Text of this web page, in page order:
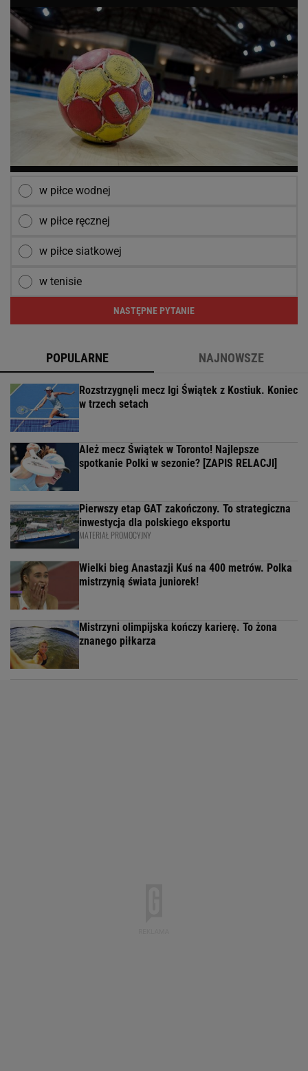
w piłce wodnej
w piłce ręcznej
w piłce siatkowej
w tenisie
NASTĘPNE PYTANIE
POPULARNE NAJNOWSZE
Rozstrzygnęli mecz Igi Świątek z Kostiuk. Koniec
w trzech setach
Ależ mecz Świątek w Toronto! Najlepsze
spotkanie Polki w sezonie? [ZAPIS RELACJI]
Pierwszy etap GAT zakończony. To strategiczna
inwestycja dla polskiego eksportu
MATERIAŁ PROMOCYJNY
Wielki bieg Anastazji Kuś na 400 metrów. Polka
mistrzynią świata juniorek!
Mistrzyni olimpijska kończy karierę. To żona
znanego piłkarza